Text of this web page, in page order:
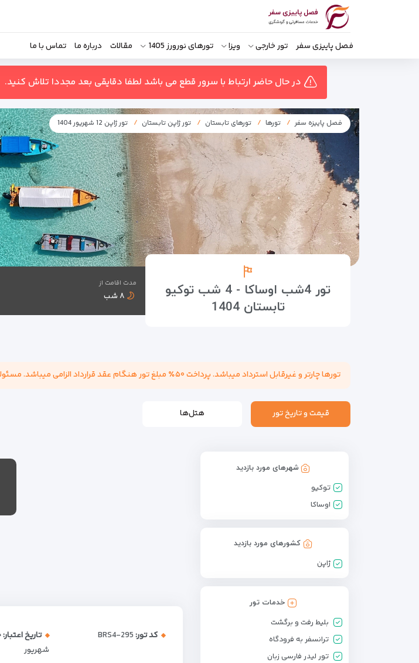
فصل پاییزی سفر تور خارجی ویزا تورهای نورورز 1405 مقالات درباره ما تماس با ما
در حال حاضر ارتباط با سرور قطع می باشد لطفا دقایقی بعد مجددا تلاش کنید.
فصل پاییزه سفر تورها تورهای تابستان تور ژاپن تابستان تور ژاپن 12 شهریور 1404
تور 4شب اوساکا - 4 شب توکیو
تابستان 1404
مدت اقامت از
۸ شب
تورها چارتر و غیرقابل استرداد میباشد. پرداخت ۵۰٪ مبلغ تور هنگام عقد قرارداد الزامی میباشد. مسئولیت کنترل پاسپورت بابت هرگونه ممنوعیت خروج از کشور به عهده مسافر میباشد.
قیمت و تاریخ تور هتل‌ها
شهرهای مورد بازدید
توکیو
اوساکا
کشورهای مورد بازدید
ژاپن
خدمات تور
بلیط رفت و برگشت
ترانسفر به فرودگاه
تور لیدر فارسی زبان
کد تور:BRS4-295 تاریخ اعتبار:
شهریور